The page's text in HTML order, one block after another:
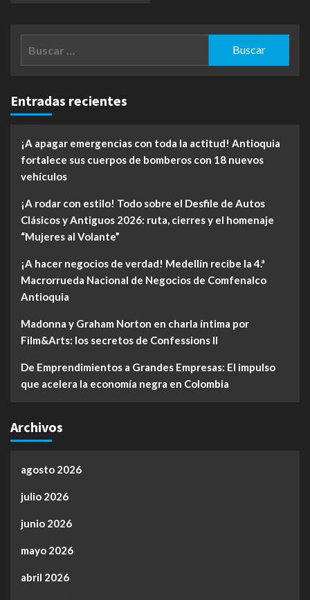
Entradas recientes
¡A apagar emergencias con toda la actitud! Antioquia
fortalece sus cuerpos de bomberos con 18 nuevos
vehículos
¡A rodar con estilo! Todo sobre el Desfile de Autos
Clásicos y Antiguos 2026: ruta, cierres y el homenaje
“Mujeres al Volante”
¡A hacer negocios de verdad! Medellín recibe la 4.ª
Macrorrueda Nacional de Negocios de Comfenalco
Antioquia
Madonna y Graham Norton en charla íntima por
Film&Arts: los secretos de Confessions II
De Emprendimientos a Grandes Empresas: El impulso
que acelera la economía negra en Colombia
Archivos
agosto 2026
julio 2026
junio 2026
mayo 2026
abril 2026